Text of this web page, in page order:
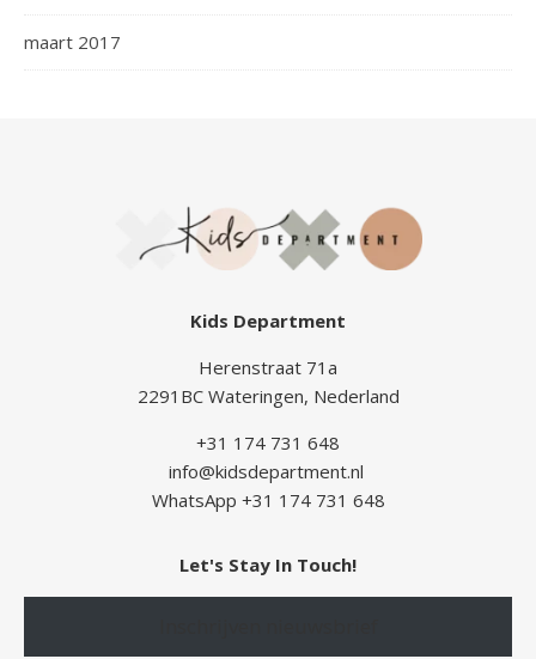
maart 2017
Kids Department
Herenstraat 71a
2291BC Wateringen, Nederland
+31 174 731 648
info@kidsdepartment.nl
WhatsApp +31 174 731 648
Let's Stay In Touch!